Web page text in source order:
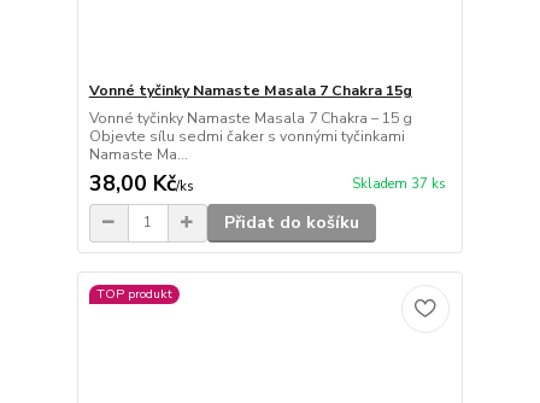
Vonné tyčinky Namaste Masala 7 Chakra 15g
Vonné tyčinky Namaste Masala 7 Chakra – 15 g
Objevte sílu sedmi čaker s vonnými tyčinkami
Namaste Ma...
38,00 Kč/ks Skladem 37 ks
Přidat do košíku
TOP produkt